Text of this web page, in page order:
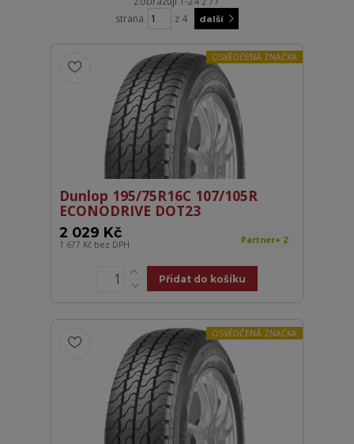
strana
z 4 další
OSVĚDČENÁ ZNAČKA
Dunlop 195/75R16C 107/105R
ECONODRIVE DOT23
2 029 Kč
1 677 Kč bez DPH Partner+ 2
Přidat do košíku
OSVĚDČENÁ ZNAČKA